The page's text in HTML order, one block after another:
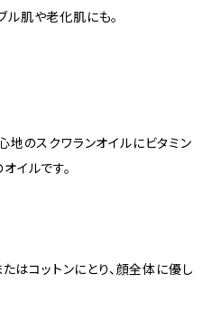
ル肌や老化肌にも。
地のスクワランオイルにビタミン
イルです。
はコットンにとり、顔全体に優し